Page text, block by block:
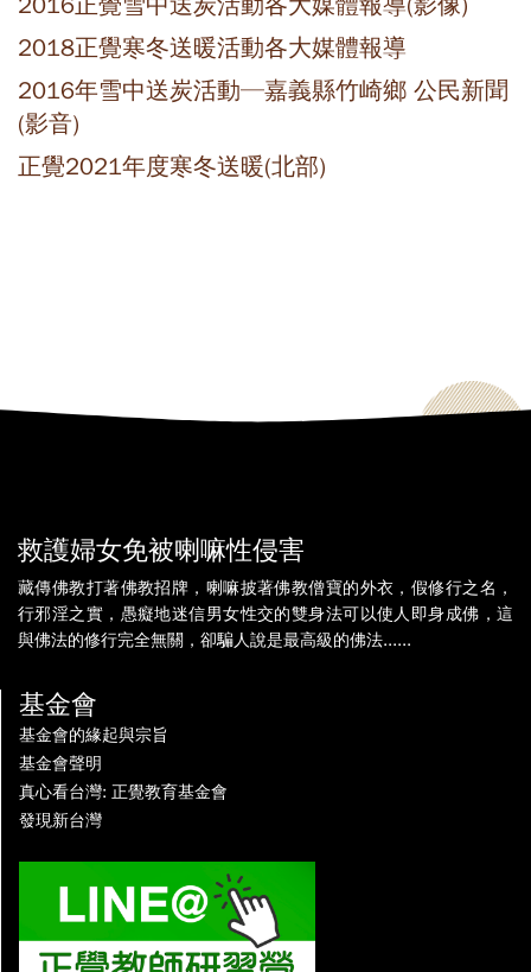
2018正覺寒冬送暖活動各大媒體報導
2016年雪中送炭活動─嘉義縣竹崎鄉 公民新聞
(影音)
正覺2021年度寒冬送暖(北部)
救護婦女免被喇嘛性侵害
藏傳佛教打著佛教招牌，喇嘛披著佛教僧寶的外衣，假修行之名，
行邪淫之實，愚癡地迷信男女性交的雙身法可以使人即身成佛，這
與佛法的修行完全無關，卻騙人說是最高級的佛法......
基金會
基金會的緣起與宗旨
基金會聲明
真心看台灣: 正覺教育基金會
發現新台灣